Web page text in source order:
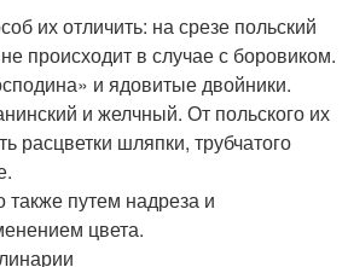
их отличить: на срезе польский
происходит в случае с боровиком.
и ядовитые двойники.
и желчный. От польского их
расцветки шляпки, трубчатого
путем надреза и
цвета.